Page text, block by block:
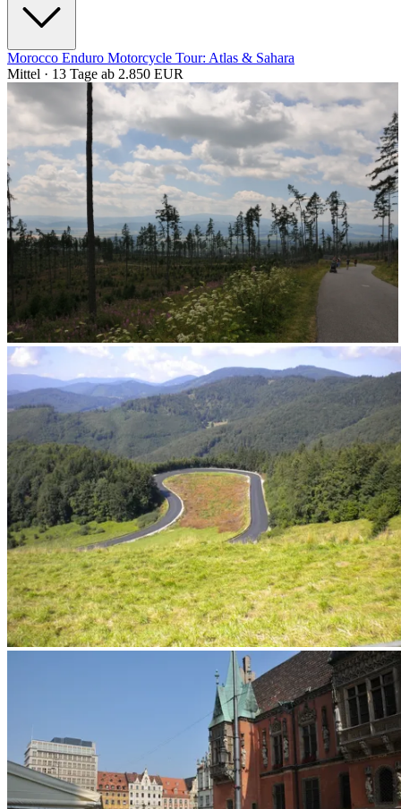
Morocco Enduro Motorcycle Tour: Atlas & Sahara
Mittel · 13 Tage ab 2.850 EUR